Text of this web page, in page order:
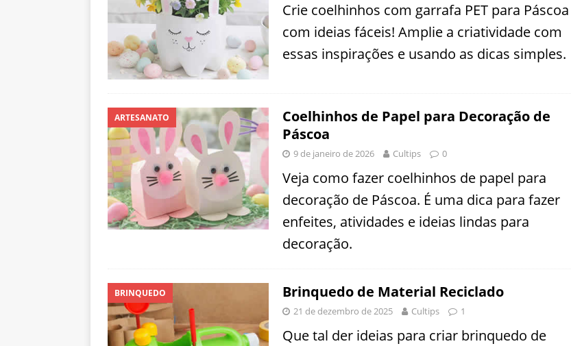
Crie coelhinhos com garrafa PET para Páscoa
com ideias fáceis! Amplie a criatividade com
essas inspirações e usando as dicas simples.
ARTESANATO
Coelhinhos de Papel para Decoração de
Páscoa
9 de janeiro de 2026 Cultips 0
Veja como fazer coelhinhos de papel para
decoração de Páscoa. É uma dica para fazer
enfeites, atividades e ideias lindas para
decoração.
BRINQUEDO Brinquedo de Material Reciclado
21 de dezembro de 2025 Cultips 1
Que tal der ideias para criar brinquedo de